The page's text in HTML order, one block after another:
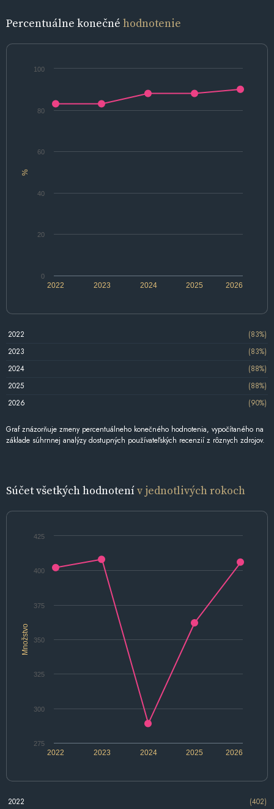
Percentuálne konečné hodnotenie
%
2022 2024 2026
2023 2025
0
20
40
60
80
100
2022
(83%)
2023
(83%)
2024
(88%)
2025
(88%)
2026
(90%)
Graf znázorňuje zmeny percentuálneho konečného hodnotenia, vypočítaného na
základe súhrnnej analýzy dostupných používateľských recenzií z rôznych zdrojov.
Súčet všetkých hodnotenív jednotlivých rokoch
Množstvo
2022 2024 2026
2023 2025
275
300
325
350
375
400
425
2022
(402)